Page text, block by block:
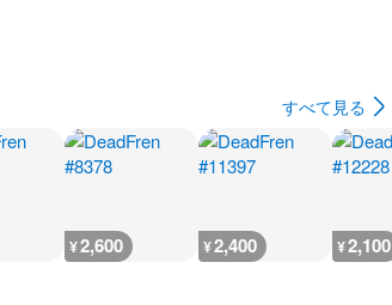
すべて見る
¥2,600 ¥2,400 ¥2,100